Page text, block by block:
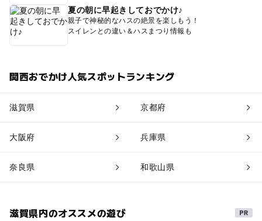
夏の朝に早起きしておでかけ♪
親子で神秘的なハスの絶景を楽しもう！
スイレンとの違い＆ハスまつり情報も
関西おでかけ人気スポットランキング
滋賀県 京都府
大阪府 兵庫県
奈良県 和歌山県
滋賀県内のオススメの遊び